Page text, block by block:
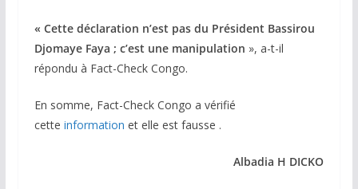
« Cette déclaration n’est pas du Président Bassirou
Djomaye Faya ; c’est une manipulation », a-t-il
répondu à Fact-Check Congo.
En somme, Fact-Check Congo a vérifié
cette information et elle est fausse .
Albadia H DICKO